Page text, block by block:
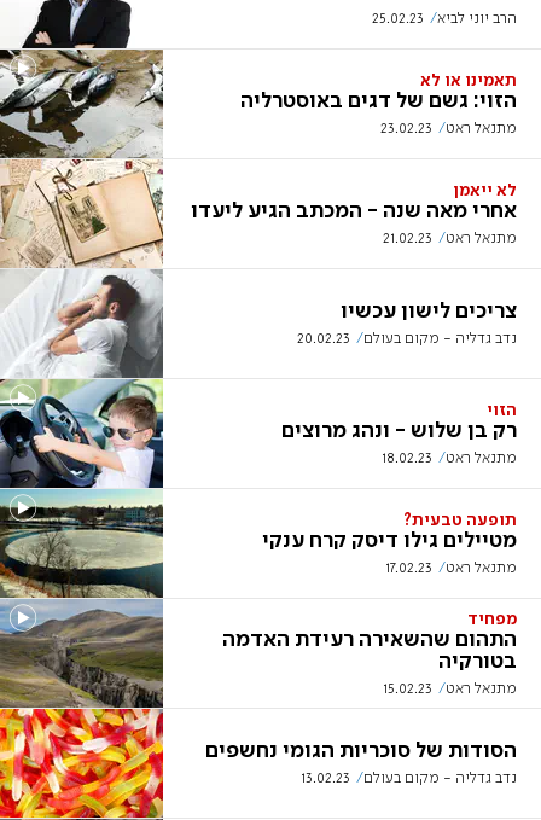
הרב יוני לביא 25.02.23
תאמינו או לא
הזוי: גשם של דגים באוסטרליה
מתנאל ראט 23.02.23
לא ייאמן
אחרי מאה שנה - המכתב הגיע ליעדו
מתנאל ראט 21.02.23
צריכים לישון עכשיו
נדב גדליה - מקום בעולם 20.02.23
הזוי
רק בן שלוש - ונהג מרוצים
מתנאל ראט 18.02.23
תופעה טבעית?
מטיילים גילו דיסק קרח ענקי
מתנאל ראט 17.02.23
מפחיד
התהום שהשאירה רעידת האדמה
בטורקיה
מתנאל ראט 15.02.23
הסודות של סוכריות הגומי נחשפים
נדב גדליה - מקום בעולם 13.02.23